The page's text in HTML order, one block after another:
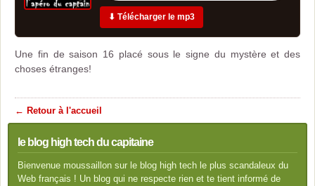
⬇ Télécharger le mp3
Une fin de saison 16 placé sous le signe du mystère et des
choses étranges!
← Retour à l'accueil
le blog high tech du capitaine
Bienvenue moussaillon sur le blog high tech le plus scandaleux du
Web français ! Un blog qui ne respecte rien et te tient informé de